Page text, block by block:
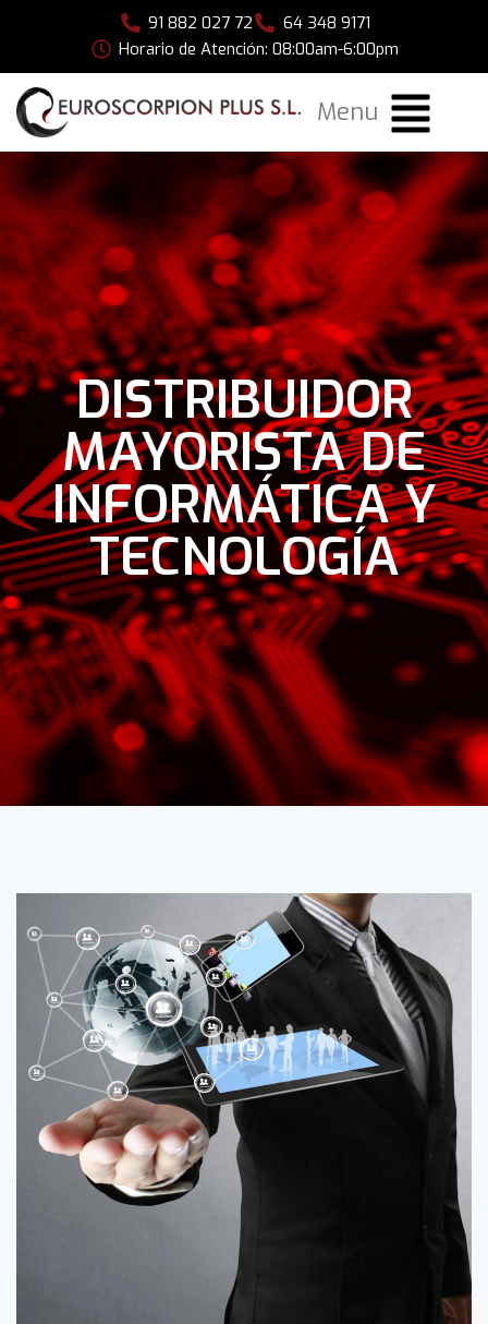
91 882 027 72
64 348 9171
Horario de Atención: 08:00am-6:00pm
Menu
DISTRIBUIDOR
MAYORISTA DE
INFORMÁTICA Y
TECNOLOGÍA